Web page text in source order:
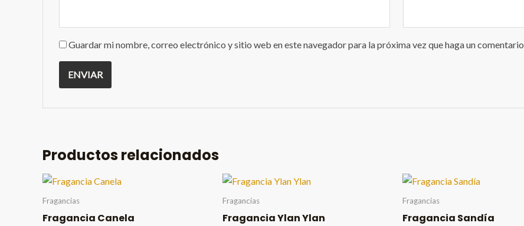
Guardar mi nombre, correo electrónico y sitio web en este navegador para la próxima vez que haga un comentario.
Productos relacionados
Fragancias
Fragancia Canela
Fragancias
Fragancia Ylan Ylan
Fragancias
Fragancia Sandía